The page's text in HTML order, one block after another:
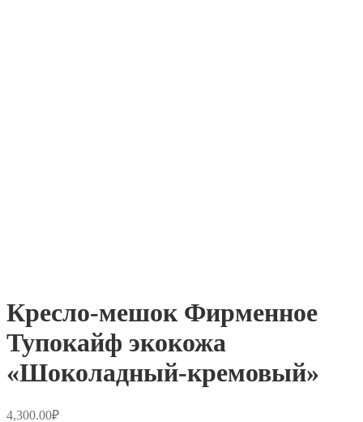
Кресло-мешок Фирменное
Тупокайф экокожа
«Шоколадный-кремовый»
4,300.00₽